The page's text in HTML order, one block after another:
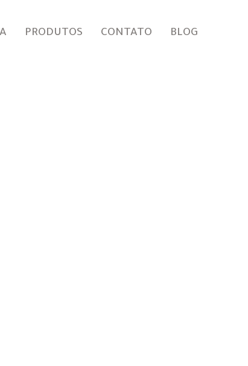
PRODUTOS CONTATO BLOG